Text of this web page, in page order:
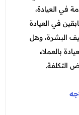
في العيادة،
في العيادة
البشرة، وهل
بالعملاء
التكلفة.